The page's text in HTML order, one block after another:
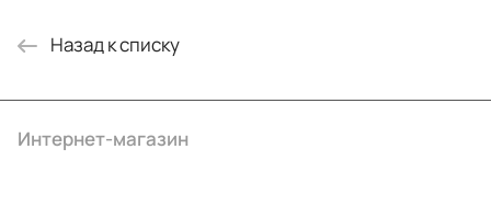
Назад к списку
Интернет-магазин